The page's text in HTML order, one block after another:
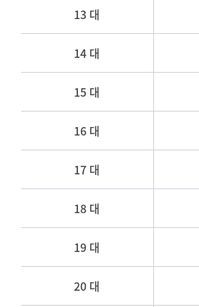
13 대
14 대
15 대
16 대
17 대
18 대
19 대
20 대